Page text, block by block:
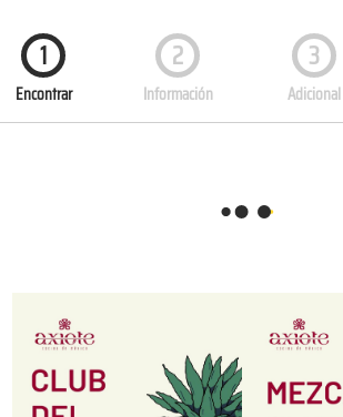
1
Encontrar
2
Información
3
Adicional